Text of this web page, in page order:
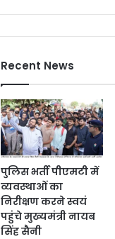
Recent News
पुलिस भर्ती पीएमटी में
व्यवस्थाओं का
निरीक्षण करने स्वयं
पहुंचे मुख्यमंत्री नायब
सिंह सैनी